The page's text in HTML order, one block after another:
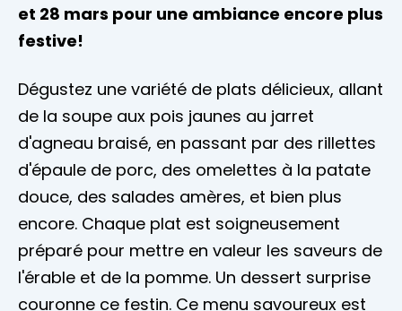
et 28 mars pour une ambiance encore plus
festive!
Dégustez une variété de plats délicieux, allant
de la soupe aux pois jaunes au jarret
d'agneau braisé, en passant par des rillettes
d'épaule de porc, des omelettes à la patate
douce, des salades amères, et bien plus
encore. Chaque plat est soigneusement
préparé pour mettre en valeur les saveurs de
l'érable et de la pomme. Un dessert surprise
couronne ce festin. Ce menu savoureux est